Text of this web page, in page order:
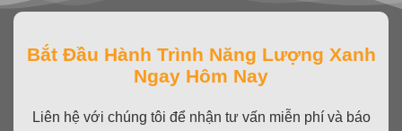
Bắt Đầu Hành Trình Năng Lượng Xanh
Ngay Hôm Nay
Liên hệ với chúng tôi để nhận tư vấn miễn phí và báo